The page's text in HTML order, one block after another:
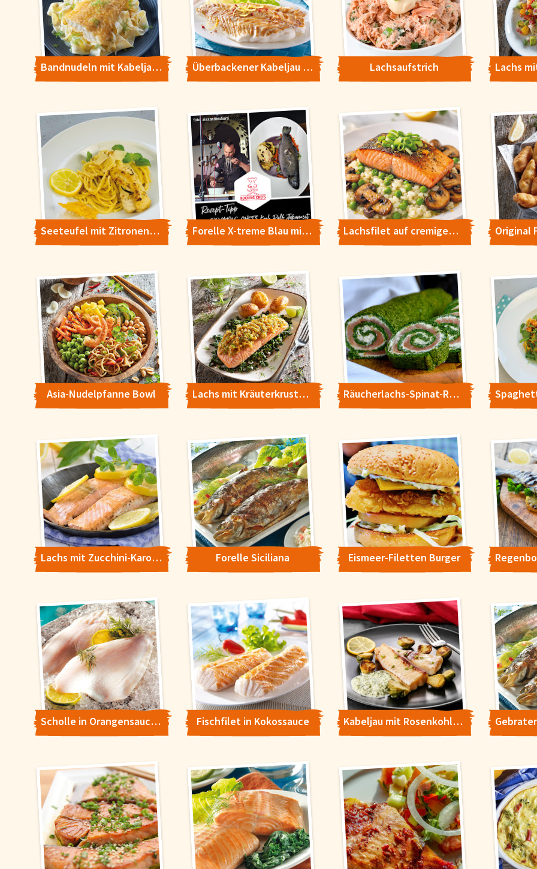
Bandnudeln mit Kabeljau und Fenchel Überbackener Kabeljau mit Kartoffel-Gurken-Radieschen-Salat Lachsaufstrich
Seeteufel mit Zitronen-Pasta Forelle X-treme Blau mit Kartoffelstampf-Pfirsich-Melba Lachsfilet auf cremigem Erbsen-Risotto
Asia-Nudelpfanne Bowl Lachs mit Kräuterkruste auf Spinat mit Fächerkartoffeln Räucherlachs-Spinat-Röllchen
Lachs mit Zucchini-Karotte-Gemüse Forelle Siciliana Eismeer-Filetten Burger
Scholle in Orangensauce mit Gurkensalat Fischfilet in Kokossauce Kabeljau mit Rosenkohl und Kräuterbutter
für unsere Chat-Funktion verwenden wir Cookies. Durch Bestätigen des Buttons 'Alle akzeptieren'
Verwendung zu. Über den Button 'Konfigurieren' können Sie auswählen, welche Cookies Sie
Informationen erhalten Sie in unserer Datenschutzerklärung.
Konfigurieren